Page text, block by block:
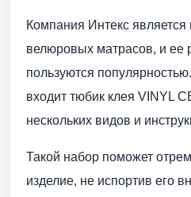
Компания Интекс
велюровых матрасов, и ее
пользуются
входит тюбик клея VINYL
нескольких видов и
Такой набор поможет
изделие, не испортив его